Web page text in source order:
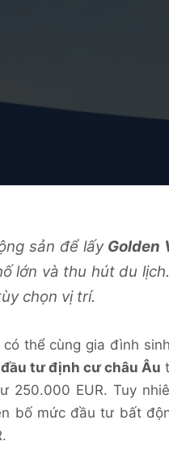
sản để lấy Golden
lớn và thu hút du
chọn vị trí.
có thể cùng gia đình
đầu tư định cư châu Âu
EUR. Tuy
bố mức đầu tư bất